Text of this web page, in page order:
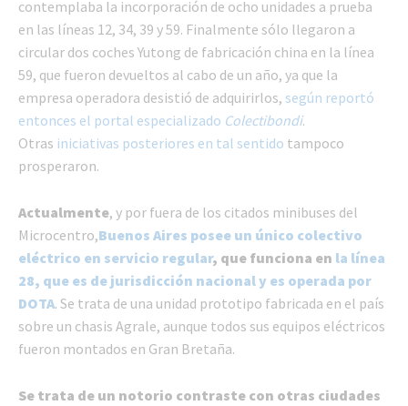
contemplaba la incorporación de ocho unidades a prueba
en las líneas 12, 34, 39 y 59. Finalmente sólo llegaron a
circular dos coches Yutong de fabricación china en la línea
59, que fueron devueltos al cabo de un año, ya que la
empresa operadora desistió de adquirirlos, según reportó
entonces el portal especializado Colectibondi.
Otras iniciativas posteriores en tal sentido tampoco
prosperaron.
Actualmente, y por fuera de los citados minibuses del
Microcentro,Buenos Aires posee un único colectivo
eléctrico en servicio regular, que funciona en la línea
28, que es de jurisdicción nacional y es operada por
DOTA. Se trata de una unidad prototipo fabricada en el país
sobre un chasis Agrale, aunque todos sus equipos eléctricos
fueron montados en Gran Bretaña.
Se trata de un notorio contraste con otras ciudades